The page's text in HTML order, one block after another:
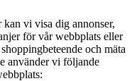
kan vi visa dig annonser,
för vår webbplats eller
och mäta
använder vi följande